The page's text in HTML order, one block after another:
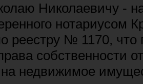
Николаевичу -
нотариусом
реестру № 1170, что
собственности
на недвижимое